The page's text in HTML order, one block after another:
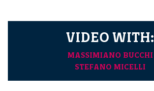
VIDEO WITH:
MASSIMIANO BUCCHI
STEFANO MICELLI